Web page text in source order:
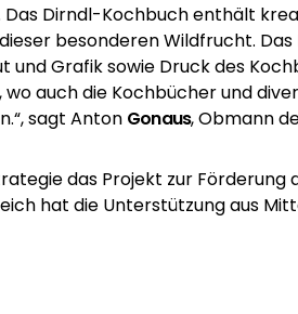
Dirndl-Kochbuch enthält
besonderen Wildfrucht.
Grafik sowie Druck des
auch die Kochbücher und
sagt Anton Gonaus, Obmann
das Projekt zur Förderung
hat die Unterstützung aus